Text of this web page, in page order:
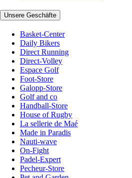
Unsere Geschäfte
Basket-Center
Daily Bikers
Direct Running
Direct-Volley
Espace Golf
Foot-Store
Galopp-Store
Golf and co
Handball-Store
House of Rugby
La sellerie de Maé
Made in Paradis
Nauti-wave
On-Fight
Padel-Expert
Pecheur-Store